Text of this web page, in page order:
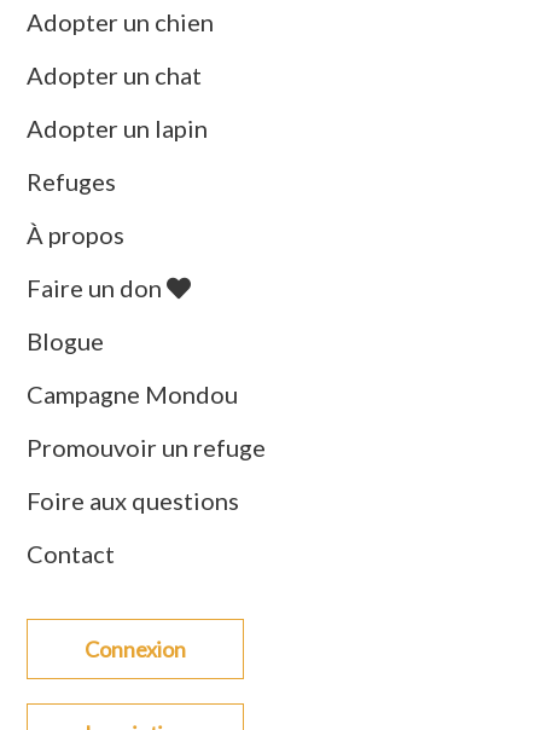
Adopter un chien
Adopter un chat
Adopter un lapin
Refuges
À propos
Faire un don
Blogue
Campagne Mondou
Promouvoir un refuge
Foire aux questions
Contact
Connexion